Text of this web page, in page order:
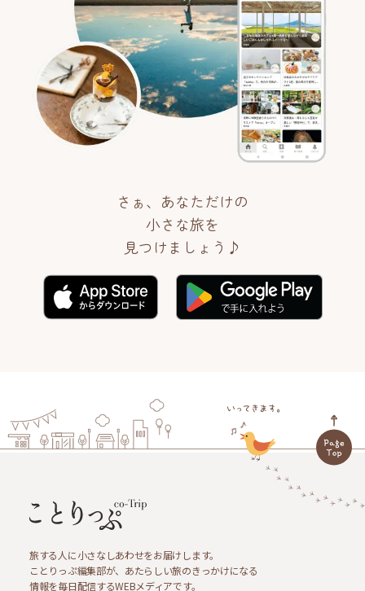
さぁ、あなただけの
小さな旅を
見つけましょう♪
旅する人に小さなしあわせをお届けします。
ことりっぷ編集部が、あたらしい旅のきっかけになる
情報を毎日配信するWEBメディアです。